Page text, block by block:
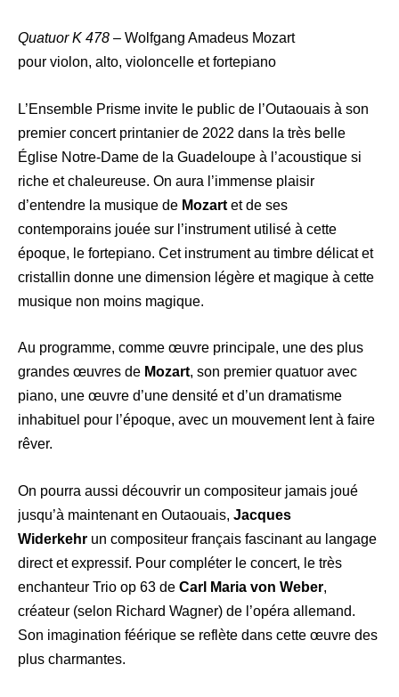
Quatuor K 478 – Wolfgang Amadeus Mozart
pour violon, alto, violoncelle et fortepiano
L’Ensemble Prisme invite le public de l’Outaouais à son
premier concert printanier de 2022 dans la très belle
Église Notre-Dame de la Guadeloupe à l’acoustique si
riche et chaleureuse. On aura l’immense plaisir
d’entendre la musique de Mozart et de ses
contemporains jouée sur l’instrument utilisé à cette
époque, le fortepiano. Cet instrument au timbre délicat et
cristallin donne une dimension légère et magique à cette
musique non moins magique.
Au programme, comme œuvre principale, une des plus
grandes œuvres de Mozart, son premier quatuor avec
piano, une œuvre d’une densité et d’un dramatisme
inhabituel pour l’époque, avec un mouvement lent à faire
rêver.
On pourra aussi découvrir un compositeur jamais joué
jusqu’à maintenant en Outaouais, Jacques
Widerkehr un compositeur français fascinant au langage
direct et expressif. Pour compléter le concert, le très
enchanteur Trio op 63 de Carl Maria von Weber,
créateur (selon Richard Wagner) de l’opéra allemand.
Son imagination féérique se reflète dans cette œuvre des
plus charmantes.